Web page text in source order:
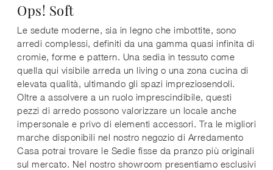
Ops! Soft
Le sedute moderne, sia in legno che imbottite, sono
arredi complessi, definiti da una gamma quasi infinita di
cromie, forme e pattern. Una sedia in tessuto come
quella qui visibile arreda un living o una zona cucina di
elevata qualità, ultimando gli spazi impreziosendoli.
Oltre a assolvere a un ruolo imprescindibile, questi
pezzi di arredo possono valorizzare un locale anche
impersonale e privo di elementi accessori. Tra le migliori
marche disponibili nel nostro negozio di Arredamento
Casa potrai trovare le Sedie fisse da pranzo più originali
sul mercato. Nel nostro showroom presentiamo esclusivi